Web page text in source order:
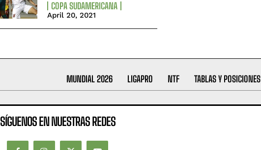
COPA SUDAMERICANA
April 20, 2021
MUNDIAL 2026 LIGAPRO NTF TABLAS Y POSICIONES
SÍGUENOS EN NUESTRAS REDES